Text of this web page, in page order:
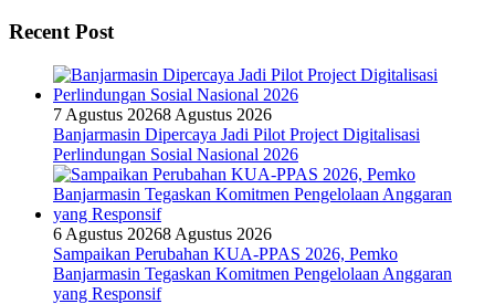
Recent Post
7 Agustus 20268 Agustus 2026
Banjarmasin Dipercaya Jadi Pilot Project Digitalisasi
Perlindungan Sosial Nasional 2026
6 Agustus 20268 Agustus 2026
Sampaikan Perubahan KUA-PPAS 2026, Pemko
Banjarmasin Tegaskan Komitmen Pengelolaan Anggaran
yang Responsif